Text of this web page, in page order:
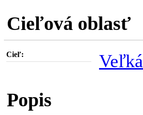
Cieľová oblasť
Cieľ:
Popis